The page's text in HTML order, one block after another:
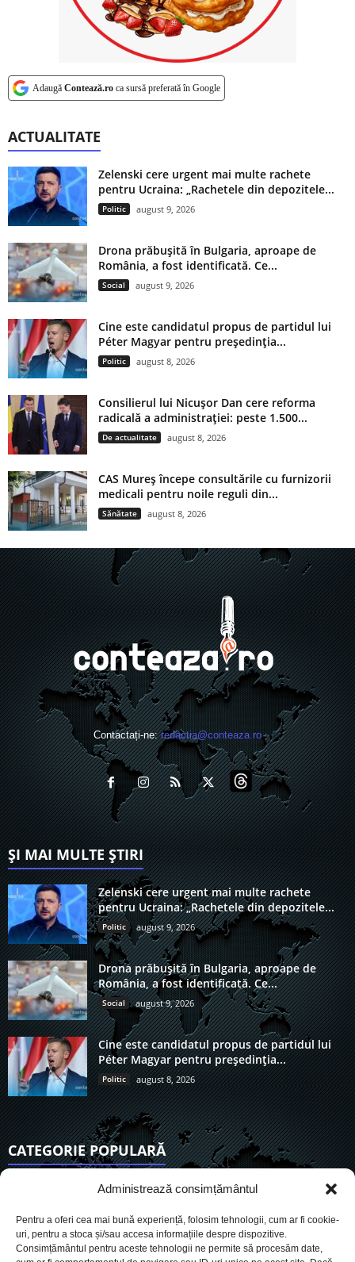
Administrează consimțământul
Pentru a oferi cea mai bună experiență, folosim tehnologii, cum ar fi cookie-
uri, pentru a stoca și/sau accesa informațiile despre dispozitive.
Consimțământul pentru aceste tehnologii ne permite să procesăm date,
Adaugă Contează.ro ca sursă preferată în Google
ACTUALITATE
Zelenski cere urgent mai multe rachete
pentru Ucraina: „Rachetele din depozitele...
Politic august 9, 2026
Drona prăbușită în Bulgaria, aproape de
România, a fost identificată. Ce...
Social august 9, 2026
Cine este candidatul propus de partidul lui
Péter Magyar pentru președinția...
Politic august 8, 2026
Consilierul lui Nicușor Dan cere reforma
radicală a administrației: peste 1.500...
De actualitate august 8, 2026
CAS Mureș începe consultările cu furnizorii
medicali pentru noile reguli din...
Sănătate august 8, 2026
Contactați-ne:redactia@conteaza.ro
ȘI MAI MULTE ȘTIRI
Zelenski cere urgent mai multe rachete
pentru Ucraina: „Rachetele din depozitele...
Politic august 9, 2026
Drona prăbușită în Bulgaria, aproape de
România, a fost identificată. Ce...
Social august 9, 2026
Cine este candidatul propus de partidul lui
Péter Magyar pentru președinția...
Politic august 8, 2026
CATEGORIE POPULARĂ
6923
Social
Politic